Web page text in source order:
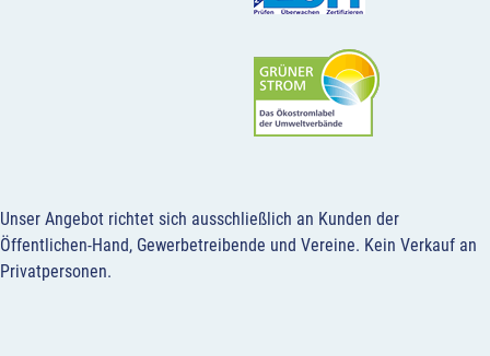
Unser Angebot richtet sich ausschließlich an Kunden der
Öffentlichen-Hand, Gewerbetreibende und Vereine. Kein Verkauf an
Privatpersonen.